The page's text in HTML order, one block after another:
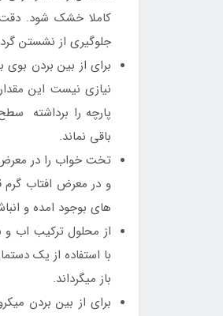
کاملا خشک شود. دقت
جلوگیری از نشستن
برای از بین بردن بوی
نیازی نیست این
پارچه را برداشته
باقی نماند.
تخت خواب را در معرض
و در معرض افتاب گرم
های بوجود امده و
از محلول ترکیب اب
با استفاده از یک
باز میگرداند.
برای از بین بردن